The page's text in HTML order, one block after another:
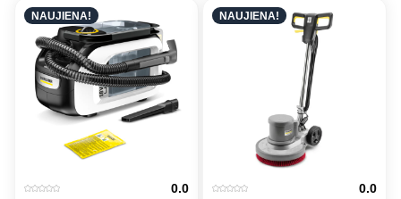
NAUJIENA!
0.0
NAUJIENA!
0.0